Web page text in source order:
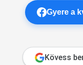
Gyere a
Kövess